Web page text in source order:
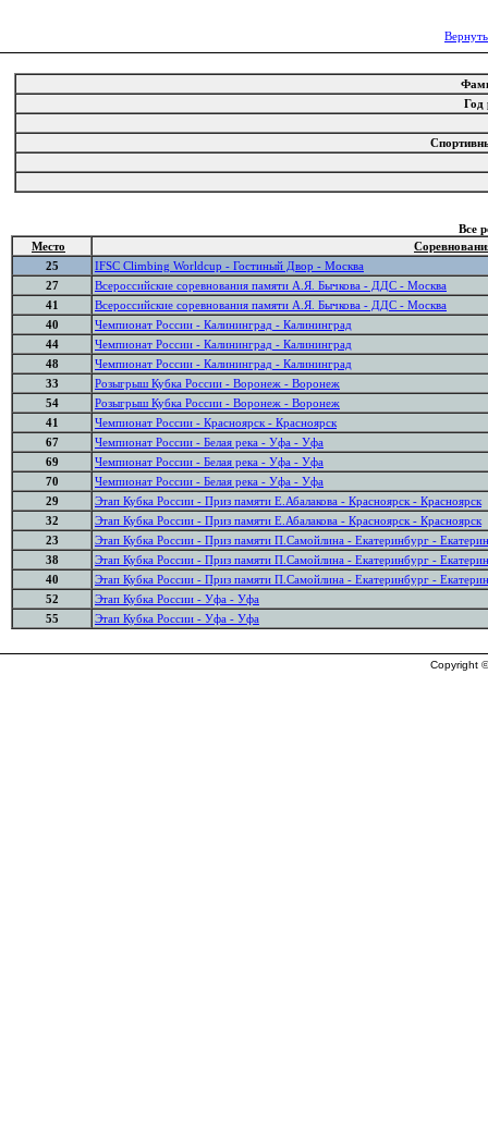
Год
Все
Место
25
IFSC Climbing Worldcup - Гостиный Двор - Москва
27
Всероссийские соревнования памяти А.Я. Бычкова - ДДС - Москва
41
Всероссийские соревнования памяти А.Я. Бычкова - ДДС - Москва
40
Чемпионат России - Калининград - Калининград
44
Чемпионат России - Калининград - Калининград
48
Чемпионат России - Калининград - Калининград
33
Розыгрыш Кубка России - Воронеж - Воронеж
54
Розыгрыш Кубка России - Воронеж - Воронеж
41
Чемпионат России - Красноярск - Красноярск
67
Чемпионат России - Белая река - Уфа - Уфа
69
Чемпионат России - Белая река - Уфа - Уфа
70
Чемпионат России - Белая река - Уфа - Уфа
29
Этап Кубка России - Приз памяти Е.Абалакова - Красноярск - Красноярск
32
Этап Кубка России - Приз памяти Е.Абалакова - Красноярск - Красноярск
23
Этап Кубка России - Приз памяти П.Самойлина - Екатеринбург -
38
Этап Кубка России - Приз памяти П.Самойлина - Екатеринбург -
40
Этап Кубка России - Приз памяти П.Самойлина - Екатеринбург -
52
Этап Кубка России - Уфа - Уфа
55
Этап Кубка России - Уфа - Уфа
Copyright